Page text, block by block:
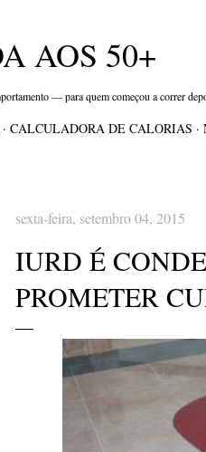
AOS 50+
— para quem começou a correr
CALCULADORA DE CALORIAS
sexta-feira, setembro 04, 2015
IURD É
PROMETER